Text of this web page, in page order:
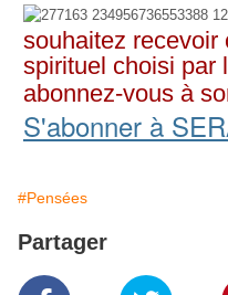
souhaitez recevoir
spirituel choisi par
abonnez-vous à
S'abonner à
#Pensées
Partager